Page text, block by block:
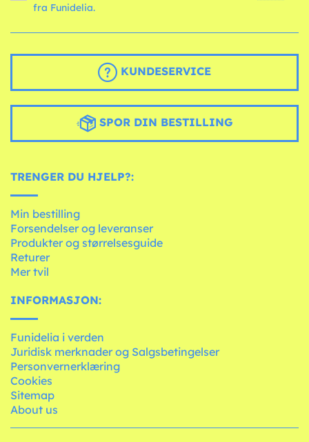
fra Funidelia.
KUNDESERVICE
SPOR DIN BESTILLING
TRENGER DU HJELP?:
Min bestilling
Forsendelser og leveranser
Produkter og størrelsesguide
Returer
Mer tvil
INFORMASJON:
Funidelia i verden
Juridisk merknader og Salgsbetingelser
Personvernerklæring
Cookies
Sitemap
About us